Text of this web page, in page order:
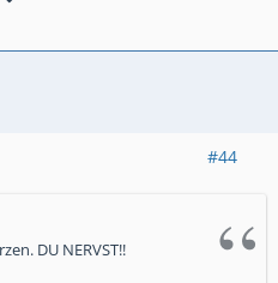
#44
DU NERVST!!